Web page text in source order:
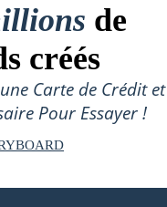
de
créés
Carte de Crédit et
Pour Essayer !